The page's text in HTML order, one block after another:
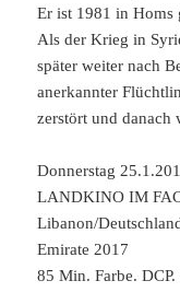
Er ist 1981 in Homs
Als der Krieg in
später weiter nach
anerkannter
zerstört und danach
Donnerstag
LANDKINO IM
Libanon/
Emirate 2017
85 Min. Farbe.